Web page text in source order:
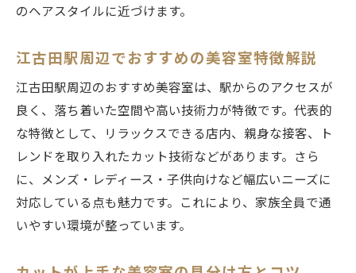
美容室カットでコスパ重視の選び方と工夫
む
安い美容室でも満足カットを受ける秘訣
美容室利用でコストを抑える実践テクニッ
ク
カット専門店と美容室の賢い使い分け方法
美容室の割引やサービスを最大限活用する
コツ
メンズや子供も通いやすい美容室の選び方
のヘアスタイルに近づけます。
江古田駅周辺でおすすめの美容室特徴解説
江古田駅周辺のおすすめ美容室は、駅からのアクセスが
良く、落ち着いた空間や高い技術力が特徴です。代表的
な特徴として、リラックスできる店内、親身な接客、ト
レンドを取り入れたカット技術などがあります。さら
に、メンズ・レディース・子供向けなど幅広いニーズに
対応している点も魅力です。これにより、家族全員で通
いやすい環境が整っています。